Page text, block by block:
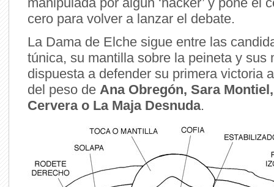
cero para volver a lanzar el debate.
La Dama de Elche sigue entre las
túnica, su mantilla sobre la peineta y sus
dispuesta a defender su primera victoria
del peso de Ana Obregón, Sara
Cervera o La Maja Desnuda.